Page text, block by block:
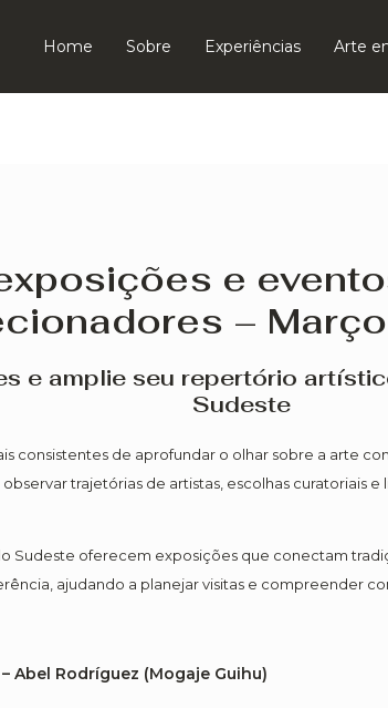
Home Sobre Experiências Arte
e
–
e amplie seu repertório
Sudeste
consistentes de aprofundar o olhar sobre a arte
trajetórias de artistas, escolhas curatoriais
Sudeste oferecem exposições que conectam
ajudando a planejar visitas e compreender
Abel Rodríguez (Mogaje Guihu)